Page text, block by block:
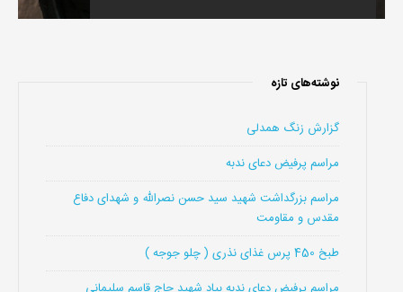
نوشته‌های تازه
گزارش زنگ همدلی
مراسم پرفیض دعای ندبه
مراسم بزرگداشت شهید سید حسن نصرالله و شهدای دفاع
مقدس و مقاومت
طبخ 450 پرس غذای نذری ( چلو جوجه )
مراسم پرفیض دعای ندبه بیاد شهید حاج قاسم سلیمانی